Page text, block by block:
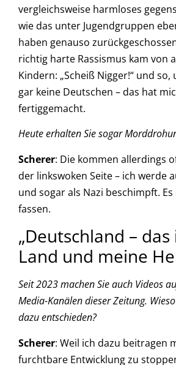
vergleichsweise harmloses
wie das unter Jugendgruppen
haben genauso
richtig harte Rassismus kam von
Kindern: „Scheiß Nigger!“ und so,
gar keine Deutschen – das hat
fertiggemacht.
Heute erhalten Sie sogar
Scherer: Die kommen allerdings
der linkswoken Seite – ich werde
und sogar als Nazi beschimpft.
fassen.
„Deutschland –
Land und meine
Seit 2023 machen Sie auch Videos
Media-Kanälen dieser Zeitung.
dazu entschieden?
Scherer: Weil ich dazu beitragen
furchtbare Entwicklung zu